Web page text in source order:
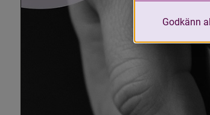
Godkänn